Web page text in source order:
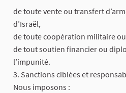
de toute vente ou transfert
d’Israël,
de toute coopération militaire
de tout soutien financier ou
l’impunité.
3. Sanctions ciblées et
Nous imposons :